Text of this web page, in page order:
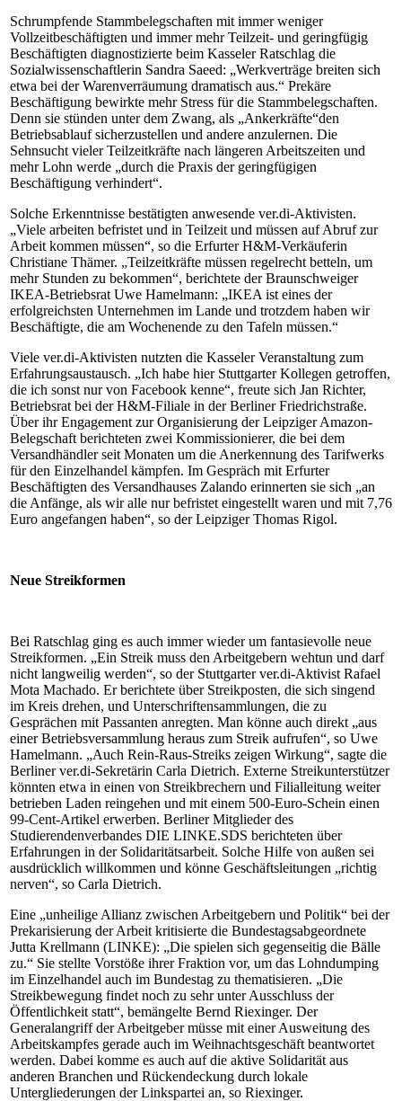
Schrumpfende Stammbelegschaften mit immer weniger
Vollzeitbeschäftigten und immer mehr Teilzeit- und geringfügig
Beschäftigten diagnostizierte beim Kasseler Ratschlag die
Sozialwissenschaftlerin Sandra Saeed: „Werkverträge breiten sich
etwa bei der Warenverräumung dramatisch aus.“ Prekäre
Beschäftigung bewirkte mehr Stress für die Stammbelegschaften.
Denn sie stünden unter dem Zwang, als „Ankerkräfte“den
Betriebsablauf sicherzustellen und andere anzulernen. Die
Sehnsucht vieler Teilzeitkräfte nach längeren Arbeitszeiten und
mehr Lohn werde „durch die Praxis der geringfügigen
Beschäftigung verhindert“.
Solche Erkenntnisse bestätigten anwesende ver.di-Aktivisten.
„Viele arbeiten befristet und in Teilzeit und müssen auf Abruf zur
Arbeit kommen müssen“, so die Erfurter H&M-Verkäuferin
Christiane Thämer. „Teilzeitkräfte müssen regelrecht betteln, um
mehr Stunden zu bekommen“, berichtete der Braunschweiger
IKEA-Betriebsrat Uwe Hamelmann: „IKEA ist eines der
erfolgreichsten Unternehmen im Lande und trotzdem haben wir
Beschäftigte, die am Wochenende zu den Tafeln müssen.“
Viele ver.di-Aktivisten nutzten die Kasseler Veranstaltung zum
Erfahrungsaustausch. „Ich habe hier Stuttgarter Kollegen getroffen,
die ich sonst nur von Facebook kenne“, freute sich Jan Richter,
Betriebsrat bei der H&M-Filiale in der Berliner Friedrichstraße.
Über ihr Engagement zur Organisierung der Leipziger Amazon-
Belegschaft berichteten zwei Kommissionierer, die bei dem
Versandhändler seit Monaten um die Anerkennung des Tarifwerks
für den Einzelhandel kämpfen. Im Gespräch mit Erfurter
Beschäftigten des Versandhauses Zalando erinnerten sie sich „an
die Anfänge, als wir alle nur befristet eingestellt waren und mit 7,76
Euro angefangen haben“, so der Leipziger Thomas Rigol.
Neue Streikformen
Bei Ratschlag ging es auch immer wieder um fantasievolle neue
Streikformen. „Ein Streik muss den Arbeitgebern wehtun und darf
nicht langweilig werden“, so der Stuttgarter ver.di-Aktivist Rafael
Mota Machado. Er berichtete über Streikposten, die sich singend
im Kreis drehen, und Unterschriftensammlungen, die zu
Gesprächen mit Passanten anregten. Man könne auch direkt „aus
einer Betriebsversammlung heraus zum Streik aufrufen“, so Uwe
Hamelmann. „Auch Rein-Raus-Streiks zeigen Wirkung“, sagte die
Berliner ver.di-Sekretärin Carla Dietrich. Externe Streikunterstützer
könnten etwa in einen von Streikbrechern und Filialleitung weiter
betrieben Laden reingehen und mit einem 500-Euro-Schein einen
99-Cent-Artikel erwerben. Berliner Mitglieder des
Studierendenverbandes DIE LINKE.SDS berichteten über
Erfahrungen in der Solidaritätsarbeit. Solche Hilfe von außen sei
ausdrücklich willkommen und könne Geschäftsleitungen „richtig
nerven“, so Carla Dietrich.
Eine „unheilige Allianz zwischen Arbeitgebern und Politik“ bei der
Prekarisierung der Arbeit kritisierte die Bundestagsabgeordnete
Jutta Krellmann (LINKE): „Die spielen sich gegenseitig die Bälle
zu.“ Sie stellte Vorstöße ihrer Fraktion vor, um das Lohndumping
im Einzelhandel auch im Bundestag zu thematisieren. „Die
Streikbewegung findet noch zu sehr unter Ausschluss der
Öffentlichkeit statt“, bemängelte Bernd Riexinger. Der
Generalangriff der Arbeitgeber müsse mit einer Ausweitung des
Arbeitskampfes gerade auch im Weihnachtsgeschäft beantwortet
werden. Dabei komme es auch auf die aktive Solidarität aus
anderen Branchen und Rückendeckung durch lokale
Untergliederungen der Linkspartei an, so Riexinger.